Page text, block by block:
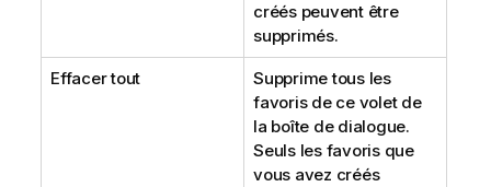
créés peuvent être
supprimés.
Effacer tout
Supprime tous les
favoris de ce volet de
la boîte de dialogue.
Seuls les favoris que
vous avez créés